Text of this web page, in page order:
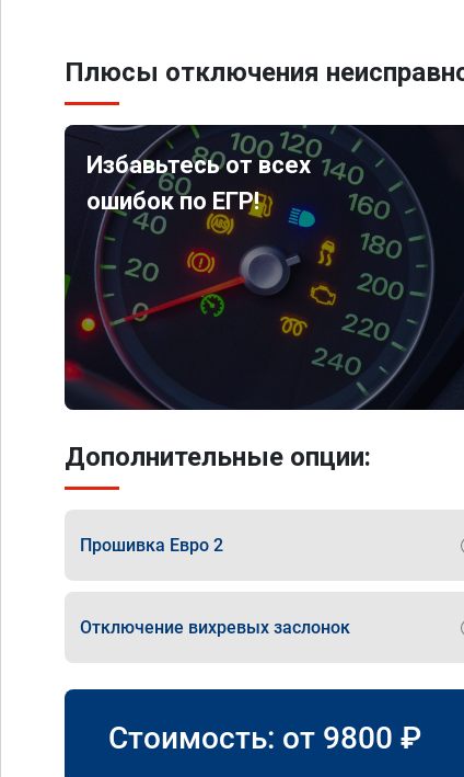
Плюсы отключения
Избавьтесь от всех
ошибок по ЕГР!
Дополнительные опции:
Прошивка Евро 2
Отключение вихревых заслонок
Стоимость: от 9800 ₽